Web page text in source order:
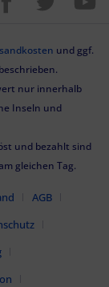
und ggf.
nur innerhalb
Inseln und
und bezahlt sind
gleichen Tag.
AGB